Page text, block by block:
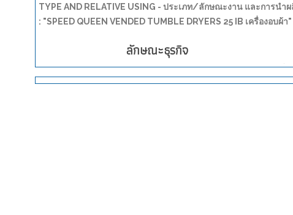
TYPE AND RELATIVE USING - ประเภท/ลักษณะงาน และการน
: "SPEED QUEEN VENDED TUMBLE DRYERS 25 IB เครื่องอบผ้า"
ลักษณะธุรกิจ